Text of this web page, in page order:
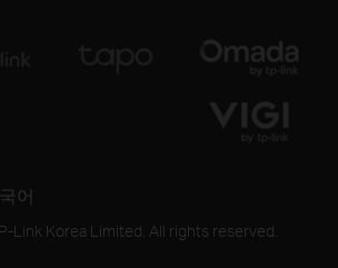
Link Korea Limited. All rights reserved.
어